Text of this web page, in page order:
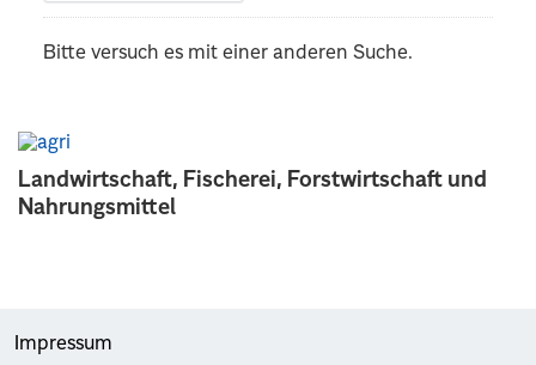
Landwirtschaft, Fischerei, Forstwirtschaft und
Nahrungsmittel
Bitte versuch es mit einer anderen Suche.
Impressum